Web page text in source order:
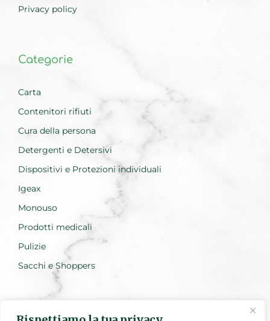
Privacy policy
Categorie
Carta
Contenitori rifiuti
Cura della persona
Detergenti e Detersivi
Dispositivi e Protezioni individuali
Igeax
Monouso
Prodotti medicali
Pulizie
Sacchi e Shoppers